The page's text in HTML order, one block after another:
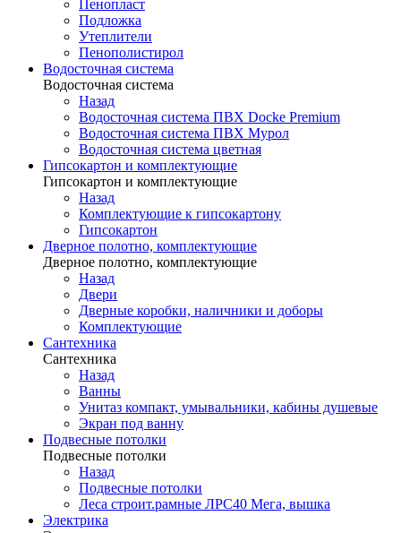
Пенопласт
Подложка
Утеплители
Пенополистирол
Водосточная система
Водосточная система
Назад
Водосточная система ПВХ Docke Premium
Водосточная система ПВХ Мурол
Водосточная система цветная
Гипсокартон и комплектующие
Гипсокартон и комплектующие
Назад
Комплектующие к гипсокартону
Гипсокартон
Дверное полотно, комплектующие
Дверное полотно, комплектующие
Назад
Двери
Дверные коробки, наличники и доборы
Комплектующие
Сантехника
Сантехника
Назад
Ванны
Унитаз компакт, умывальники, кабины душевые
Экран под ванну
Подвесные потолки
Подвесные потолки
Назад
Подвесные потолки
Леса строит.рамные ЛРС40 Мега, вышка
Электрика